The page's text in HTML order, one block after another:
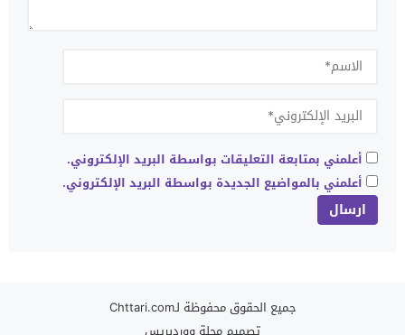
أعلمني بمتابعة التعليقات بواسطة البريد الإلكتروني.
أعلمني بالمواضيع الجديدة بواسطة البريد الإلكتروني.
جميع الحقوق محفوظة لـChttari.com